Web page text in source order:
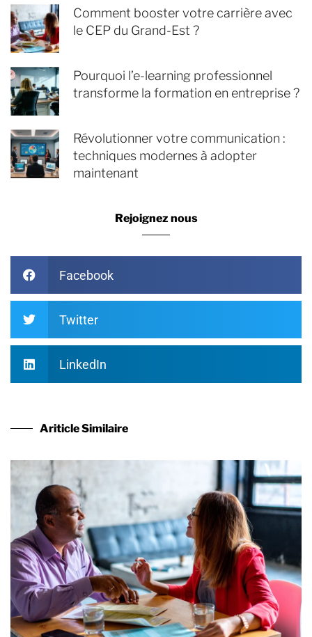
Comment booster votre carrière avec
le CEP du Grand-Est ?
Pourquoi l’e-learning professionnel
transforme la formation en entreprise ?
Révolutionner votre communication :
techniques modernes à adopter
maintenant
Rejoignez nous
Facebook
Twitter
LinkedIn
Ariticle Similaire